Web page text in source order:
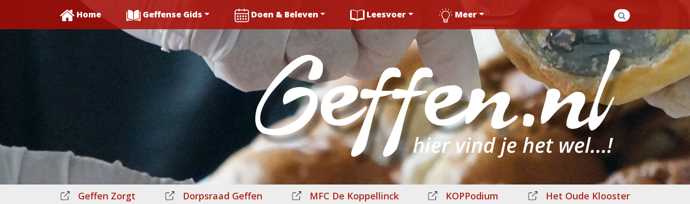
Home Geffense Gids Doen & Beleven Leesvoer Meer
Geffen Zorgt Dorpsraad Geffen MFC De Koppellinck KOPPodium Het Oude Klooster